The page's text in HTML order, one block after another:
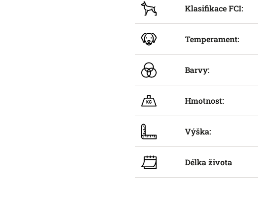
Klasifikace FCI:
Temperament:
Barvy:
Hmotnost:
Výška:
Délka života